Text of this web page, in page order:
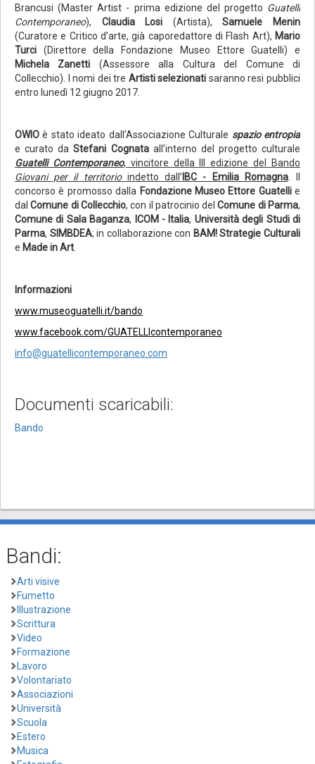
Brancusi (Master Artist - prima edizione del progetto Guatelli
Contemporaneo), Claudia Losi (Artista),Samuele Menin
(Curatore e Critico d’arte, già caporedattore di Flash Art), Mario
Turci (Direttore della Fondazione Museo Ettore Guatelli) e
Michela Zanetti (Assessore alla Cultura del Comune di
Collecchio). I nomi dei tre Artisti selezionati saranno resi pubblici
entro lunedì 12 giugno 2017.
OWIO è stato ideato dall’Associazione Culturale spazio entropia
e curato daStefani Cognata all’interno del progetto culturale
Guatelli Contemporaneo, vincitore della III edizione del Bando
Giovani per il territorioindetto dall’ IBC - Emilia Romagna. Il
concorso è promosso dalla Fondazione Museo Ettore Guatelli e
dalComune di Collecchio, con il patrocinio delComune di Parma,
Comune di Sala Baganza, ICOM - Italia, Università degli Studi di
Parma, SIMBDEA; in collaborazione con BAM! Strategie Culturali
e Made in Art
Informazioni
www.museoguatelli.it/bando
www.facebook.com/GUATELLIcontemporaneo
info@guatellicontemporaneo.com
Documenti scaricabili:
Bando
Bandi:
Arti visive
Fumetto
Illustrazione
Scrittura
Video
Formazione
Lavoro
Volontariato
Associazioni
Università
Scuola
Estero
Musica